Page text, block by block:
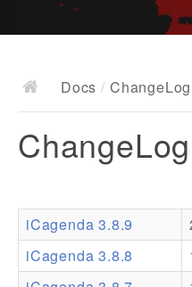
Docs
Documentation
Ressources
Addons
Docs / ChangeLog
ChangeLog
iCagenda 3.8.9
iCagenda 3.8.8